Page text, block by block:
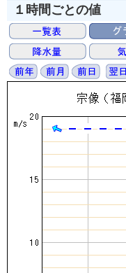
１時間ごとの値